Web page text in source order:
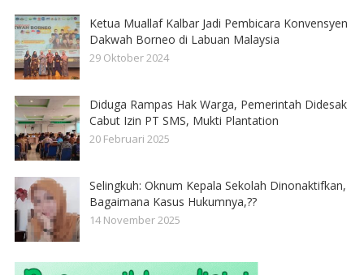
Ketua Muallaf Kalbar Jadi Pembicara Konvensyen
Dakwah Borneo di Labuan Malaysia
29 Oktober 2024
Diduga Rampas Hak Warga, Pemerintah Didesak
Cabut Izin PT SMS, Mukti Plantation
20 Februari 2025
Selingkuh: Oknum Kepala Sekolah Dinonaktifkan,
Bagaimana Kasus Hukumnya,??
14 November 2025